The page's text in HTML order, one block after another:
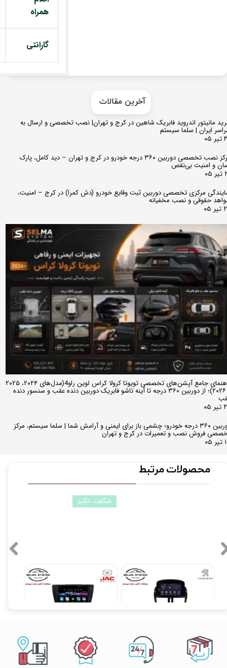
همراه
گارانتی
مانیتور اندروید فابریک شاهین در کرج و تهران| نصب تخصصی و ارسال به
ایران | سلما سیستم
مرکز نصب تخصصی دوربین ۳۶۰ درجه خودرو در کرج و تهران – دید کامل، پارک
و امنیت بی‌نقص
مرکزی تخصصی دوربین ثبت وقایع خودرو (دش کمرا) در کرج – امنیت،
حقوقی و نصب مخفیانه
راهنمای جامع آپشن‌های تخصصی تویوتا کرولا کراس لوین راو4(مدل‌های ۲۰۲۴، ۲۰۲۵
و ۲۰۲۶)؛ از دوربین ۳۶۰ درجه تا آینه تاشو فابریک دوربین دنده عقب و سنسور دنده
دوربین ۳۶۰ درجه خودرو؛ چشمی باز برای ایمنی و آرامش شما | سلما سیستم، مرکز
فروش نصب و تعمیرات در کرج و تهران
​​آخرین مقالات
محصولات مرتبط
مانیتور فابریک اندروید جک اس 5 JAC S5 فول تاچ مدل MTK
۱۰,۵۹۰,۰۰۰ تومان
شگفت انگیز
مانیتور فابریک اندروید 7 اینچ پژو 207 مدل T3L MTK
۱۳,۹۰۰,۰۰۰ تومان